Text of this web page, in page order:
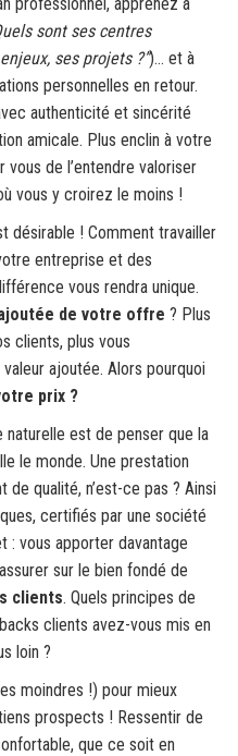
sont ses centres
ses projets ?”)… et à
personnelles en retour.
authenticité et sincérité
amicale. Plus enclin à votre
de l’entendre valoriser
vous y croirez le moins !
désirable ! Comment travailler
entreprise et des
vous rendra unique.
de votre offre ? Plus
clients, plus vous
ajoutée. Alors pourquoi
prix ?
naturelle est de penser que la
le monde. Une prestation
qualité, n’est-ce pas ? Ainsi
certifiés par une société
: vous apporter davantage
sur le bien fondé de
clients. Quels principes de
clients avez-vous mis en
loin ?
moindres !) pour mieux
prospects ! Ressentir de
que ce soit en